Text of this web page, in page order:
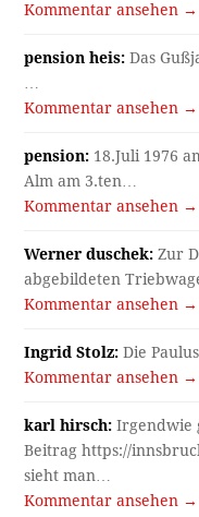
Kommentar ansehen →
pension heis: Das
Kommentar ansehen →
pension: 18.Juli 1976
Alm am 3.ten…
Kommentar ansehen →
Werner duschek: Zur
abgebildeten
Kommentar ansehen →
Ingrid Stolz: Die
Kommentar ansehen →
karl hirsch: Irgendwie
Beitrag https://
sieht man…
Kommentar ansehen →